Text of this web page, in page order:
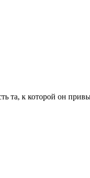
та, к которой он